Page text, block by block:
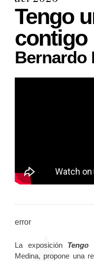
Tengo
contigo
Bernardo
error
La exposición
Medina, propone una